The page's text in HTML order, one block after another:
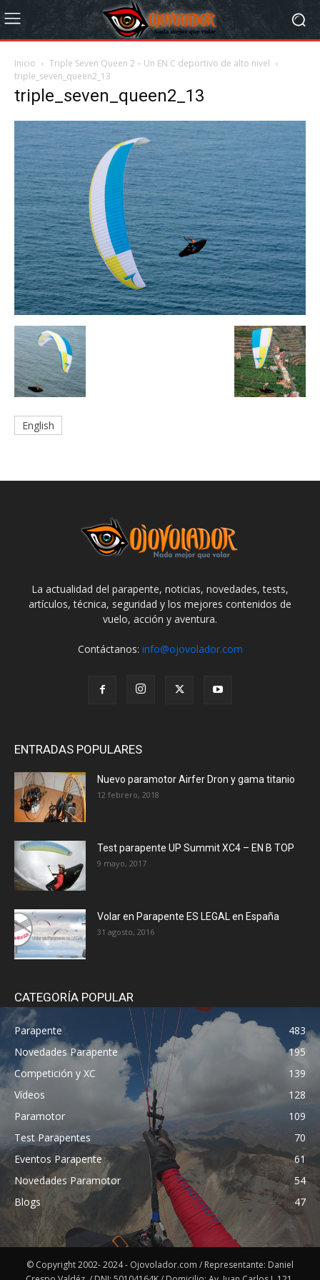
Inicio
Triple Seven Queen 2 – Un EN C deportivo de alto nivel
triple_seven_queen2_13
triple_seven_queen2_13
English
La actualidad del parapente, noticias, novedades, tests,
artículos, técnica, seguridad y los mejores contenidos de
vuelo, acción y aventura.
Contáctanos: info@ojovolador.com
ENTRADAS POPULARES
Nuevo paramotor Airfer Dron y gama titanio
12 febrero, 2018
Test parapente UP Summit XC4 – EN B TOP
9 mayo, 2017
Volar en Parapente ES LEGAL en España
31 agosto, 2016
CATEGORÍA POPULAR
Parapente
483
Novedades Parapente
195
Competición y XC
139
Vídeos
128
Paramotor
109
Test Parapentes
70
Eventos Parapente
61
Novedades Paramotor
54
Blogs
47
© Copyright 2002- 2024 - Ojovolador.com / Representante: Daniel